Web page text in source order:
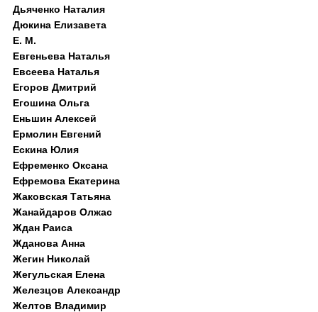
Дьяченко Наталия
Дюкина Елизавета
Е. М.
Евгеньева Наталья
Евсеева Наталья
Егоров Дмитрий
Егошина Ольга
Еньшин Алексей
Ермолин Евгений
Ескина Юлия
Ефременко Оксана
Ефремова Екатерина
Жаковская Татьяна
Жанайдаров Олжас
Ждан Раиса
Жданова Анна
Жегин Николай
Жегульская Елена
Железцов Александр
Желтов Владимир